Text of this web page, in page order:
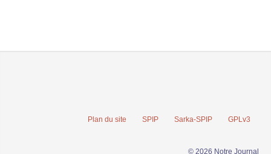
Plan du site SPIP Sarka-SPIP GPLv3
© 2026 Notre Journal